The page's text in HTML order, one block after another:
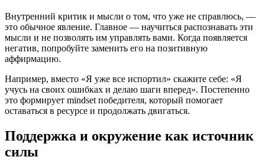
Внутренний критик и мысли о том, что уже не справлюсь, —
это обычное явление. Главное — научиться распознавать эти
мысли и не позволять им управлять вами. Когда появляется
негатив, попробуйте заменить его на позитивную
аффирмацию.
Например, вместо «Я уже все испортил» скажите себе: «Я
учусь на своих ошибках и делаю шаги вперед». Постепенно
это формирует mindset победителя, который помогает
оставаться в ресурсе и продолжать двигаться.
Поддержка и окружение как источник
силы